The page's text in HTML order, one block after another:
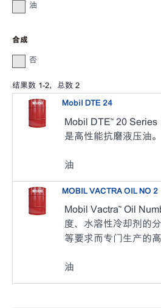
油
合成
否
结果数 1-2，总数 2
Mobil DTE 24
Mobil DTE™ 20 Series
是高性能抗磨液压油。
油
MOBIL VACTRA OIL NO 2
Mobil Vactra™ Oil
度、水溶性冷却剂的
等要求而专门生产的
油